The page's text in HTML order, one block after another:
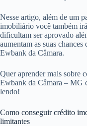
Nesse artigo, além de um
imobiliário você também
dificultam ser aprovado
aumentam as suas
Ewbank da Câmara.
Quer aprender mais sobre
Ewbank da Câmara – MG
lendo!
Como conseguir crédito
limitantes